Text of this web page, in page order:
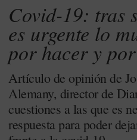
Covid-19: tras
es urgente lo
por hacer y
Artículo de opinión de
Alemany, director de
cuestiones a las que es
respuesta para poder